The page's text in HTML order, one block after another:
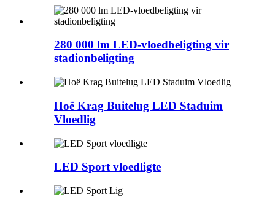
280 000 lm LED-vloedbeligting vir
stadionbeligting
Hoë Krag Buitelug LED Staduim
Vloedlig
LED Sport vloedligte